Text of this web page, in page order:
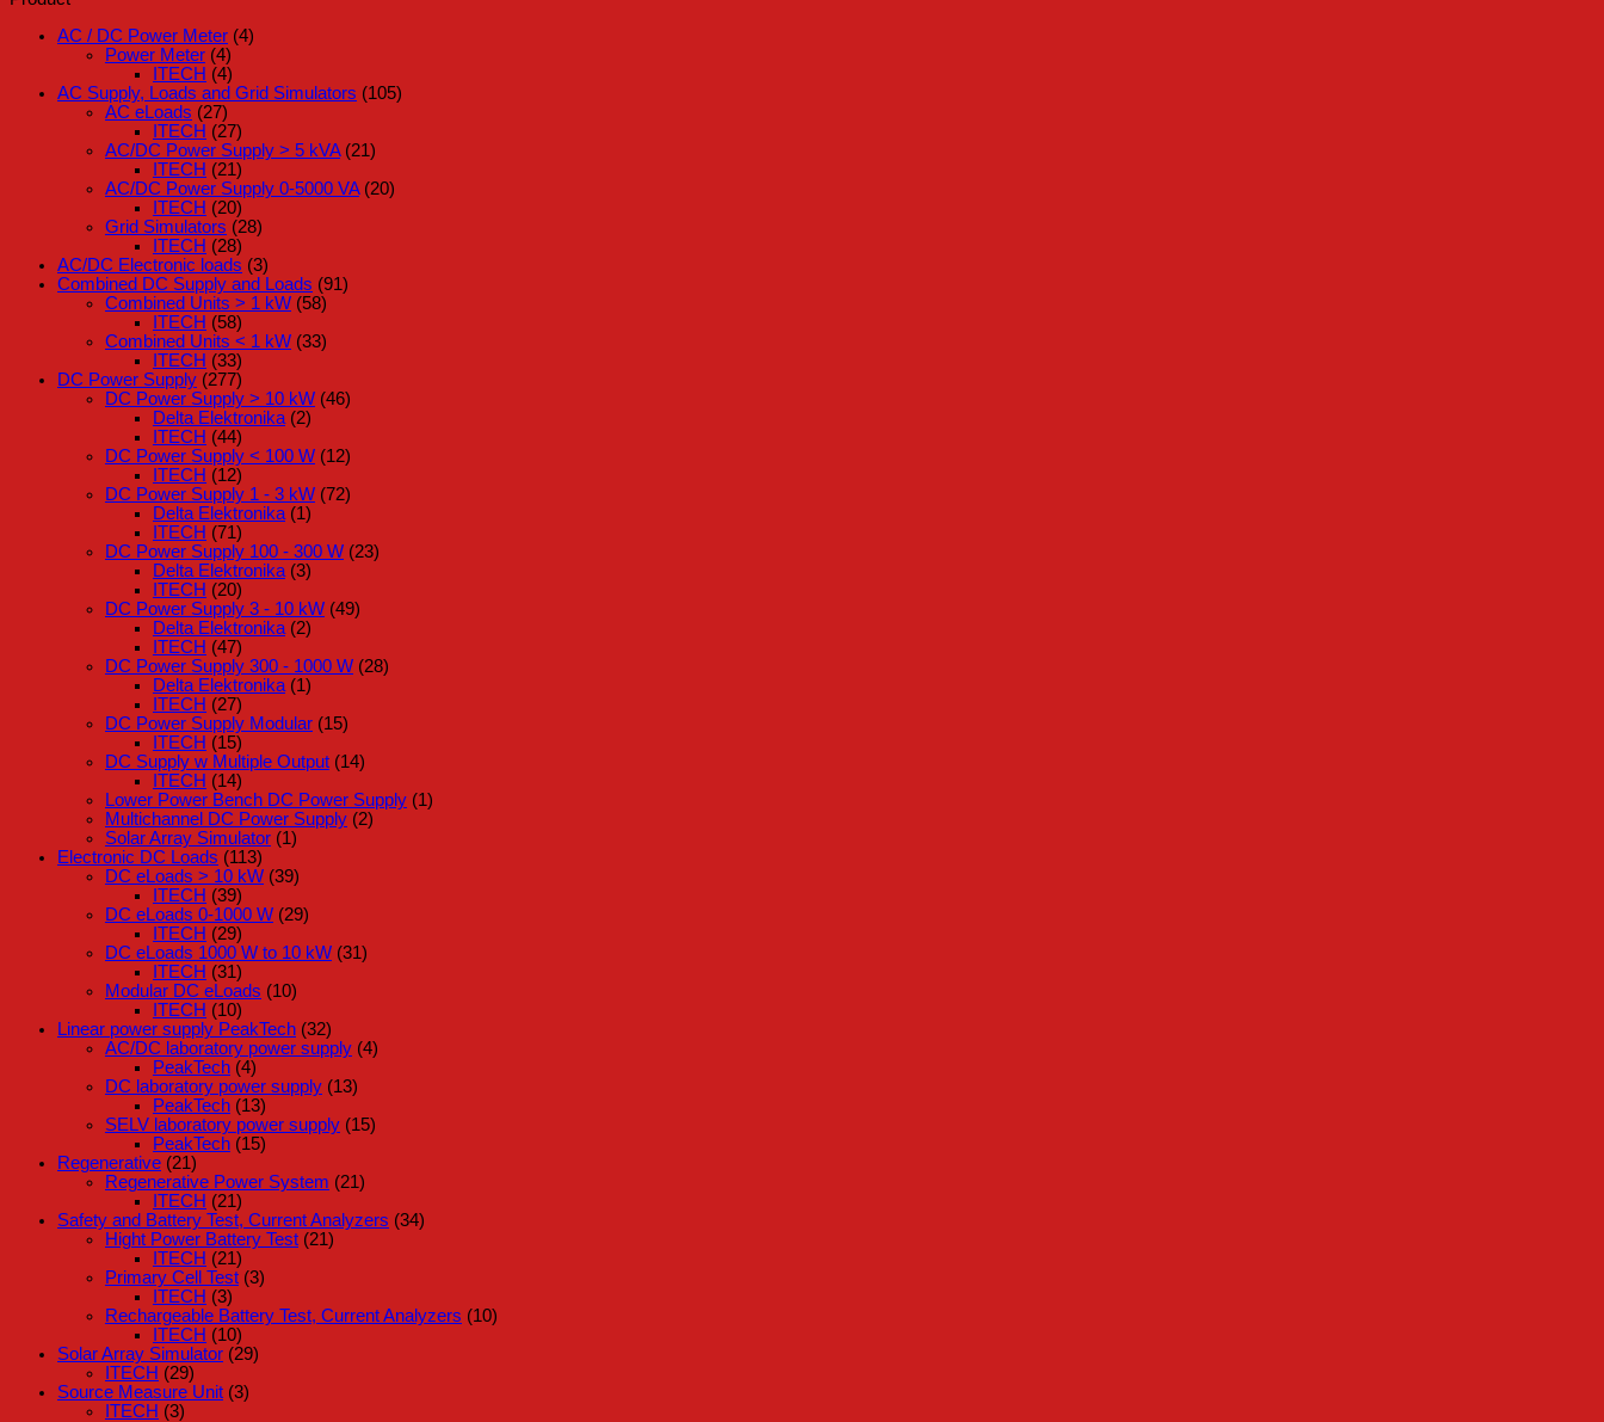
AC / DC Power Meter (4)
Power Meter (4)
ITECH (4)
AC Supply, Loads and Grid Simulators (105)
AC eLoads (27)
ITECH (27)
AC/DC Power Supply > 5 kVA (21)
ITECH (21)
AC/DC Power Supply 0-5000 VA (20)
ITECH (20)
Grid Simulators (28)
ITECH (28)
AC/DC Electronic loads (3)
Combined DC Supply and Loads (91)
Combined Units > 1 kW (58)
ITECH (58)
Combined Units < 1 kW (33)
ITECH (33)
DC Power Supply (277)
DC Power Supply > 10 kW (46)
Delta Elektronika (2)
ITECH (44)
DC Power Supply < 100 W (12)
ITECH (12)
DC Power Supply 1 - 3 kW (72)
Delta Elektronika (1)
ITECH (71)
DC Power Supply 100 - 300 W (23)
Delta Elektronika (3)
ITECH (20)
DC Power Supply 3 - 10 kW (49)
Delta Elektronika (2)
ITECH (47)
DC Power Supply 300 - 1000 W (28)
Delta Elektronika (1)
ITECH (27)
DC Power Supply Modular (15)
ITECH (15)
DC Supply w Multiple Output (14)
ITECH (14)
Lower Power Bench DC Power Supply (1)
Multichannel DC Power Supply (2)
Solar Array Simulator (1)
Electronic DC Loads (113)
DC eLoads > 10 kW (39)
ITECH (39)
DC eLoads 0-1000 W (29)
ITECH (29)
DC eLoads 1000 W to 10 kW (31)
ITECH (31)
Modular DC eLoads (10)
ITECH (10)
Linear power supply PeakTech (32)
AC/DC laboratory power supply (4)
PeakTech (4)
DC laboratory power supply (13)
PeakTech (13)
SELV laboratory power supply (15)
PeakTech (15)
Regenerative (21)
Regenerative Power System (21)
ITECH (21)
Safety and Battery Test, Current Analyzers (34)
Hight Power Battery Test (21)
ITECH (21)
Primary Cell Test (3)
ITECH (3)
Rechargeable Battery Test, Current Analyzers (10)
ITECH (10)
Solar Array Simulator (29)
ITECH (29)
Source Measure Unit (3)
ITECH (3)